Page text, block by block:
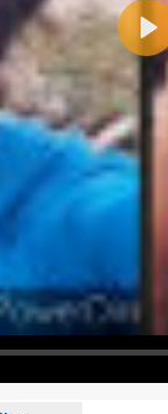
Kommentar entfernt.
oder "http://" in URLs
erscheinen.